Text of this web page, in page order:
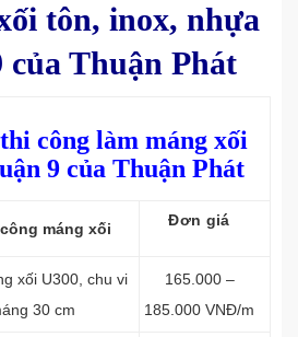
tôn, inox, nhựa
của Thuận Phát
công làm máng xối
9 của Thuận Phát
máng xối Đơn giá
xối U300, chu vi
30 cm
165.000 –
185.000 VNĐ/m